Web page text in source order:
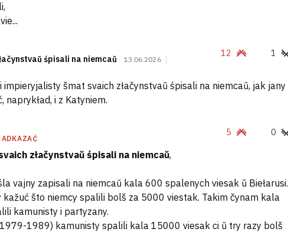
śpisali na niemcaŭ
13.06.2026
12 1
šmat svaich złačynstvaŭ śpisali na niemcaŭ, jak jany
naprykład, i z Katyniem.
ADKAZAĆ
5 0
złačynstvaŭ śpisali na niemcaŭ,
vajny zapisali na niemcaŭ kala 600 spalenych viesak ŭ Biełarusi.
kažuć što niemcy spalili bolš za 5000 viestak. Takim čynam kala
kamunisty i partyzany.
1989) kamunisty spalili kala 15000 viesak ci ŭ try razy bolš